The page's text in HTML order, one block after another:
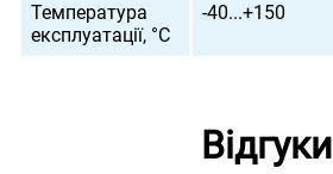
Температура
експлуатації, °С
-40...+150
Відгуки